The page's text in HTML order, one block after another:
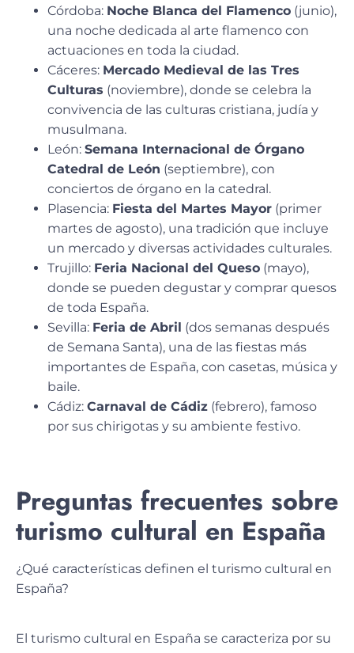
Córdoba: Noche Blanca del Flamenco (junio),
una noche dedicada al arte flamenco con
actuaciones en toda la ciudad.
Cáceres: Mercado Medieval de las Tres
Culturas (noviembre), donde se celebra la
convivencia de las culturas cristiana, judía y
musulmana.
León: Semana Internacional de Órgano
Catedral de León (septiembre), con
conciertos de órgano en la catedral.
Plasencia: Fiesta del Martes Mayor (primer
martes de agosto), una tradición que incluye
un mercado y diversas actividades culturales.
Trujillo: Feria Nacional del Queso (mayo),
donde se pueden degustar y comprar quesos
de toda España.
Sevilla: Feria de Abril (dos semanas después
de Semana Santa), una de las fiestas más
importantes de España, con casetas, música y
baile.
Cádiz: Carnaval de Cádiz (febrero), famoso
por sus chirigotas y su ambiente festivo.
Preguntas frecuentes sobre
turismo cultural en España
¿Qué características definen el turismo cultural en
España?
El turismo cultural en España se caracteriza por su